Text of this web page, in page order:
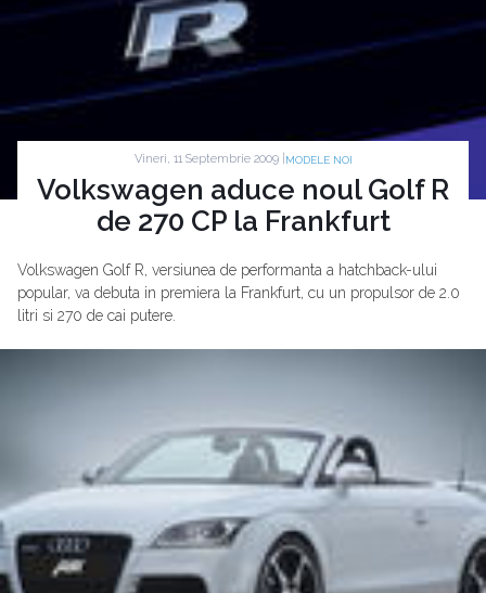
Vineri, 11 Septembrie 2009 | MODELE NOI
Volkswagen aduce noul Golf R
de 270 CP la Frankfurt
Volkswagen Golf R, versiunea de performanta a hatchback-ului
popular, va debuta in premiera la Frankfurt, cu un propulsor de 2.0
litri si 270 de cai putere.